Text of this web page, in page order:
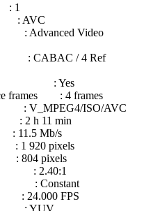
Video
CABAC / 4 Ref
: Yes
frames : 4 frames
ISO/AVC
11 min
Mb/s
pixels
pixels
: 2.40:1
: Constant
FPS
YUV